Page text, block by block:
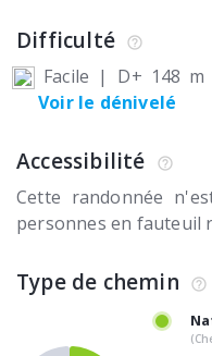
Difficulté
Facile | D+ 148 m
Voir le dénivelé
Accessibilité
Cette randonnée
personnes en fauteuil
Type de chemin